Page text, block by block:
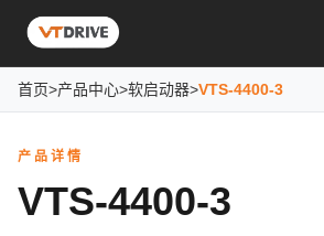
首页>产品中心>软启动器>VTS-4400-3
产品详情
VTS-4400-3